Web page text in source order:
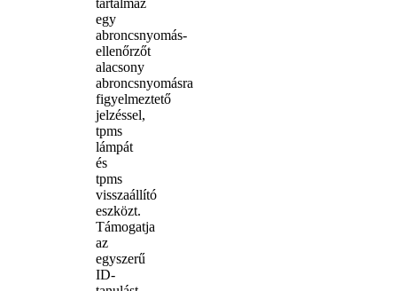
egy
abroncsnyomás-
ellenőrzőt
alacsony
abroncsnyomásra
figyelmeztető
jelzéssel,
tpms
lámpát
és
tpms
visszaállító
eszközt.
Támogatja
az
egyszerű
ID-